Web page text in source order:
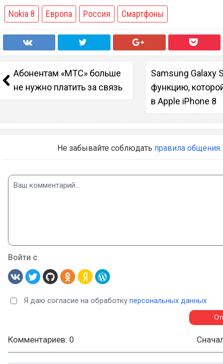
Nokia 8 Европа Россия Смартфоны
Абонентам «МТС» больше
не нужно платить за связь
Samsung Galaxy
функцию,
в Apple iPhone 8
Не забывайте соблюдать правила общения.
Войти с
Я даю согласие на обработку персональных данных
Комментариев: 0